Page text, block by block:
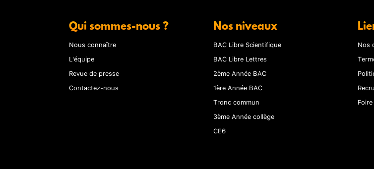
Qui sommes-nous ?
Nous connaître
L'équipe
Revue de presse
Contactez-nous
Nos niveaux
BAC Libre Scientifique
BAC Libre Lettres
2ème Année BAC
1ère Année BAC
Tronc commun
3ème Année collège
CE6
Nos